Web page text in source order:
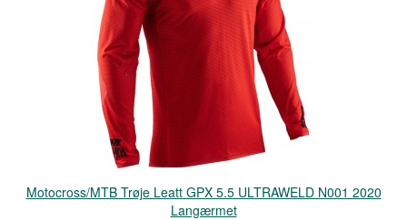
Motocross/MTB Trøje Leatt GPX 5.5 ULTRAWELD N001 2020
Langærmet